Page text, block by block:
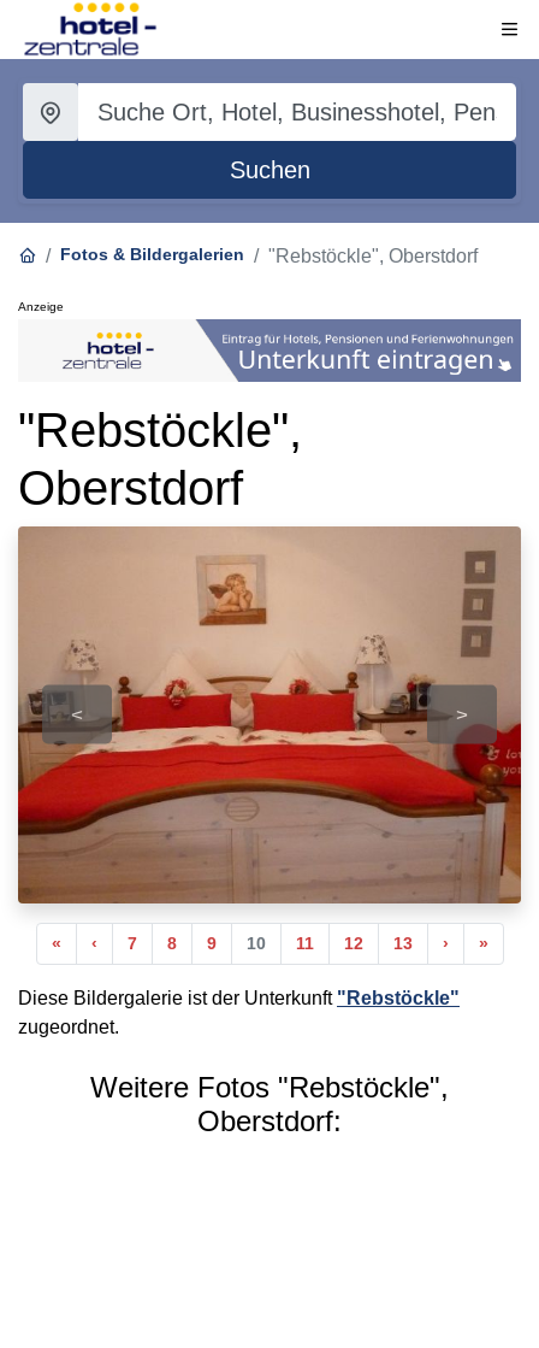
Suchen
Fotos & Bildergalerien "Rebstöckle", Oberstdorf
Anzeige
"Rebstöckle",
Oberstdorf
< >
«Anfang
‹Vorherige
7 8 9 10 11 12 13 ›Nächste
»Ende
Diese Bildergalerie ist der Unterkunft "Rebstöckle"
zugeordnet.
Weitere Fotos "Rebstöckle",
Oberstdorf: